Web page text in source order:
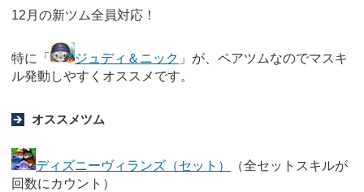
12月の新ツム全員対応！
特に「 ジュディ＆ニック 」が、ペアツムなのでマスキ
ル発動しやすくオススメです。
オススメツム
ディズニーヴィランズ（セット）
（全セットスキルが
回数にカウント）